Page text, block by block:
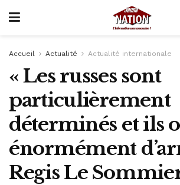
Accueil Actualité Actualité internationale
« Les russes sont
particulièrement
déterminés et ils
énormément
Regis Le